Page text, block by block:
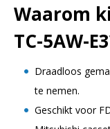
Waarom
TC-5AW-
Draadloos
te nemen.
Geschikt voor